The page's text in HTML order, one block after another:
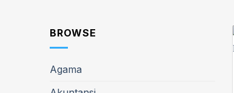
BROWSE
Agama